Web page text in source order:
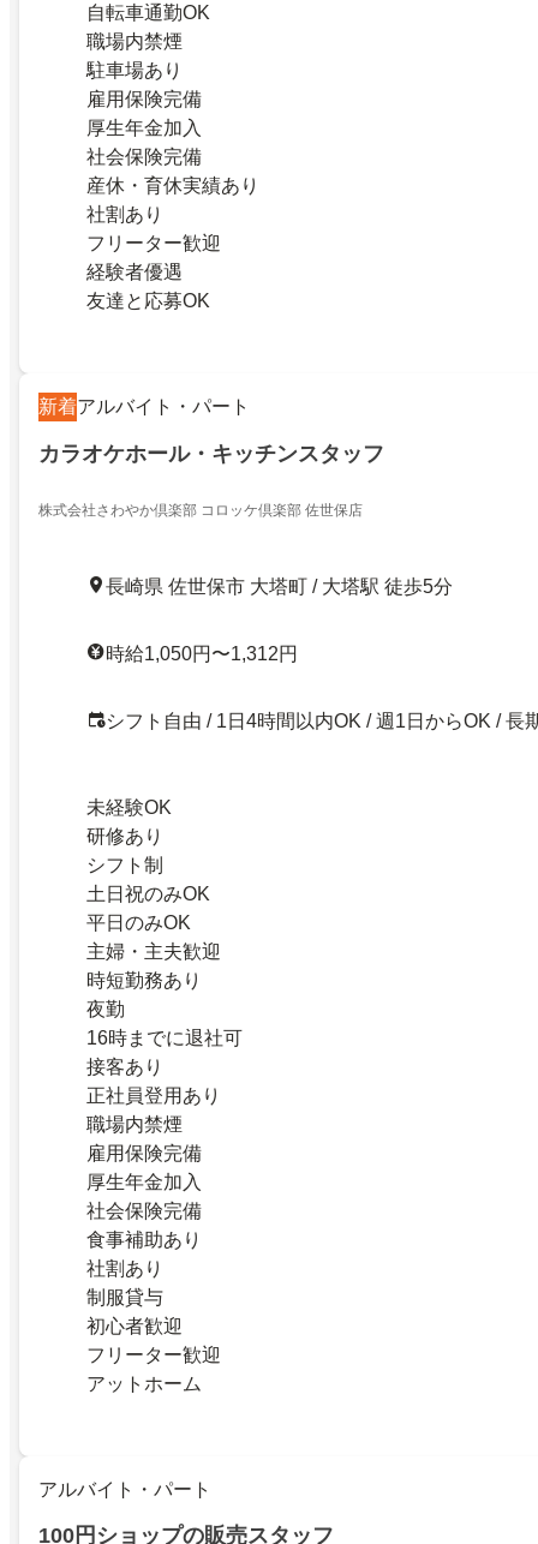
自転車通勤OK
職場内禁煙
駐車場あり
雇用保険完備
厚生年金加入
社会保険完備
産休・育休実績あり
社割あり
フリーター歓迎
経験者優遇
友達と応募OK
新着アルバイト・パート
カラオケホール・キッチンスタッフ
株式会社さわやか倶楽部 コロッケ倶楽部 佐世保店
長崎県 佐世保市 大塔町 / 大塔駅 徒歩5分
時給1,050円〜1,312円
シフト自由 / 1日4時間以内OK / 週1日からOK / 長
未経験OK
研修あり
シフト制
土日祝のみOK
平日のみOK
主婦・主夫歓迎
時短勤務あり
夜勤
16時までに退社可
接客あり
正社員登用あり
職場内禁煙
雇用保険完備
厚生年金加入
社会保険完備
食事補助あり
社割あり
制服貸与
初心者歓迎
フリーター歓迎
アットホーム
アルバイト・パート
100円ショップの販売スタッフ